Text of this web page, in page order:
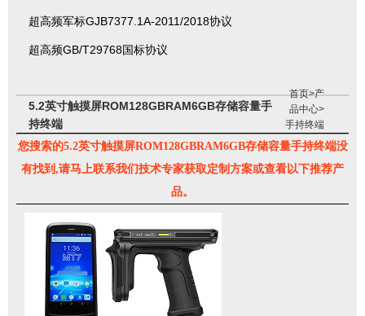
超高频军标GJB7377.1A-2011/2018协议
超高频GB/T29768国标协议
5.2英寸触摸屏ROM128GBRAM6GB存储容量手
持终端
首页>产
品中心>
手持终端
您搜索的5.2英寸触摸屏ROM128GBRAM6GB存储容量手持终端没
有找到,请马上联系我们技术专家获取定制方案或查看以下推荐产
品。